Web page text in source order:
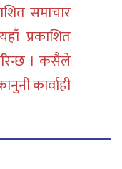
समाचार
प्रकाशित
। कसैले
कार्वाही